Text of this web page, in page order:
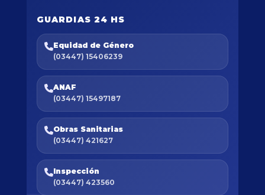
GUARDIAS 24 HS
Equidad de Género
(03447) 15406239
ANAF
(03447) 15497187
Obras Sanitarias
(03447) 421627
Inspección
(03447) 423560